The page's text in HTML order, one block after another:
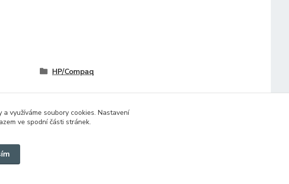
HP/Compaq
využíváme soubory cookies. Nastavení
ve spodní části stránek.